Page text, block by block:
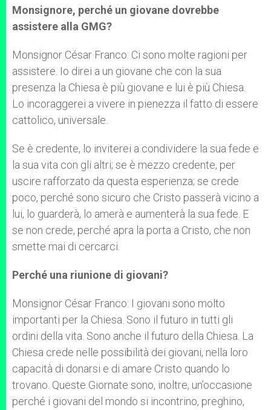
Monsignore, perché un giovane dovrebbe
assistere alla GMG?
Monsignor César Franco: Ci sono molte ragioni per
assistere. Io direi a un giovane che con la sua
presenza la Chiesa è più giovane e lui è più Chiesa.
Lo incoraggerei a vivere in pienezza il fatto di essere
cattolico, universale.
Se è credente, lo inviterei a condividere la sua fede e
la sua vita con gli altri; se è mezzo credente, per
uscire rafforzato da questa esperienza; se crede
poco, perché sono sicuro che Cristo passerà vicino a
lui, lo guarderà, lo amerà e aumenterà la sua fede. E
se non crede, perché apra la porta a Cristo, che non
smette mai di cercarci.
Perché una riunione di giovani?
Monsignor César Franco: I giovani sono molto
importanti per la Chiesa. Sono il futuro in tutti gli
ordini della vita. Sono anche il futuro della Chiesa. La
Chiesa crede nelle possibilità dei giovani, nella loro
capacità di donarsi e di amare Cristo quando lo
trovano. Queste Giornate sono, inoltre, un’occasione
perché i giovani del mondo si incontrino, preghino,